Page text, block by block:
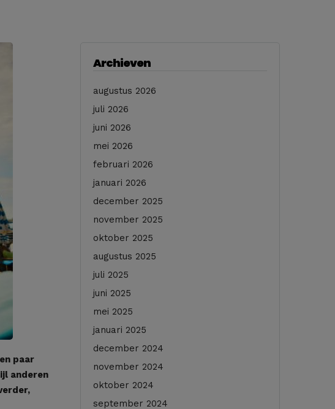
paar
anderen
Archieven
augustus 2026
juli 2026
juni 2026
mei 2026
februari 2026
januari 2026
december 2025
november 2025
oktober 2025
augustus 2025
juli 2025
juni 2025
mei 2025
januari 2025
december 2024
november 2024
oktober 2024
september 2024